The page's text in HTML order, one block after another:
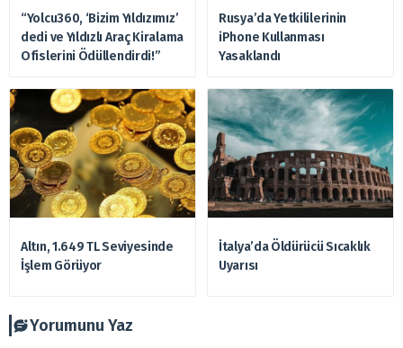
“Yolcu360, ‘Bizim Yıldızımız’
dedi ve Yıldızlı Araç Kiralama
Ofislerini Ödüllendirdi!”
Rusya’da Yetkililerinin
iPhone Kullanması
Yasaklandı
Altın, 1.649 TL Seviyesinde
İşlem Görüyor
İtalya’da Öldürücü Sıcaklık
Uyarısı
Yorumunu Yaz